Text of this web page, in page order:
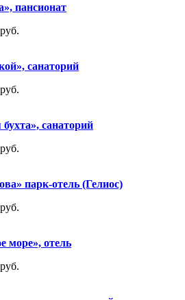
пансионат
санаторий
санаторий
парк-отель (Гелиос)
море», отель